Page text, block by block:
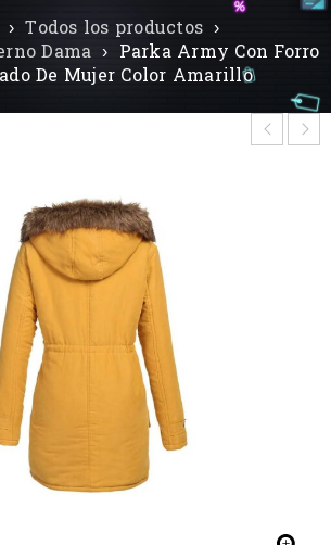
› Todos los productos ›
Dama › Parka Army Con Forro
De Mujer Color Amarillo